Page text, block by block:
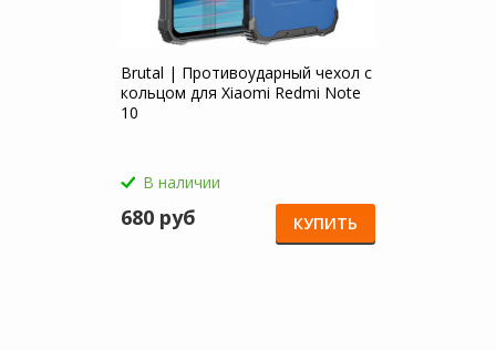
Brutal | Противоударный чехол с
кольцом для Xiaomi Redmi Note
10
В наличии
680 руб КУПИТЬ